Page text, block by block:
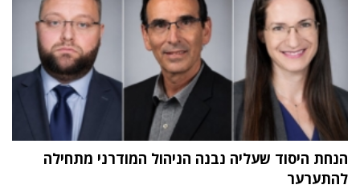
הנחת היסוד שעליה נבנה הניהול המודרני מתחילה
להתערער